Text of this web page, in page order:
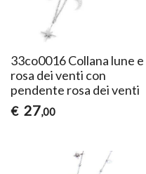
33co0016 Collana lune e
rosa dei venti con
pendente rosa dei venti
€ 27,00